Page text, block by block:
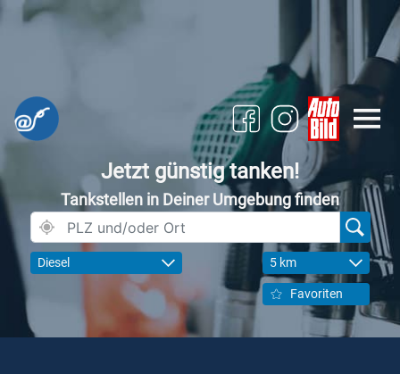
Jetzt günstig tanken!
Tankstellen in Deiner Umgebung finden
Diesel 5 km
Favoriten